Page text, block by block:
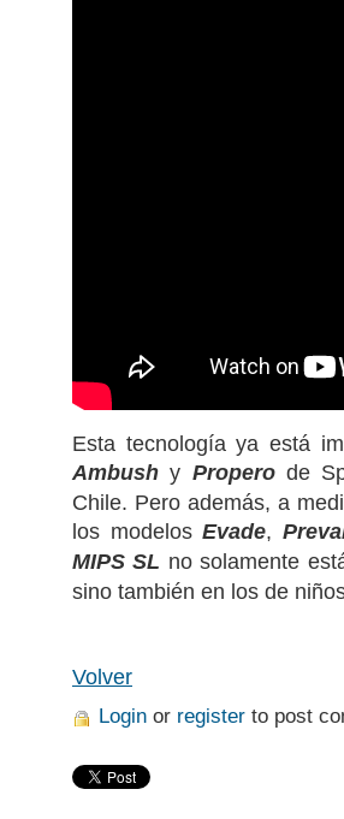
Esta tecnología ya está
Ambush y Properode
Chile. Pero además, a
los modelosEvade,
MIPS SL no solamente
sino también en los de
Volver
Login or register to post